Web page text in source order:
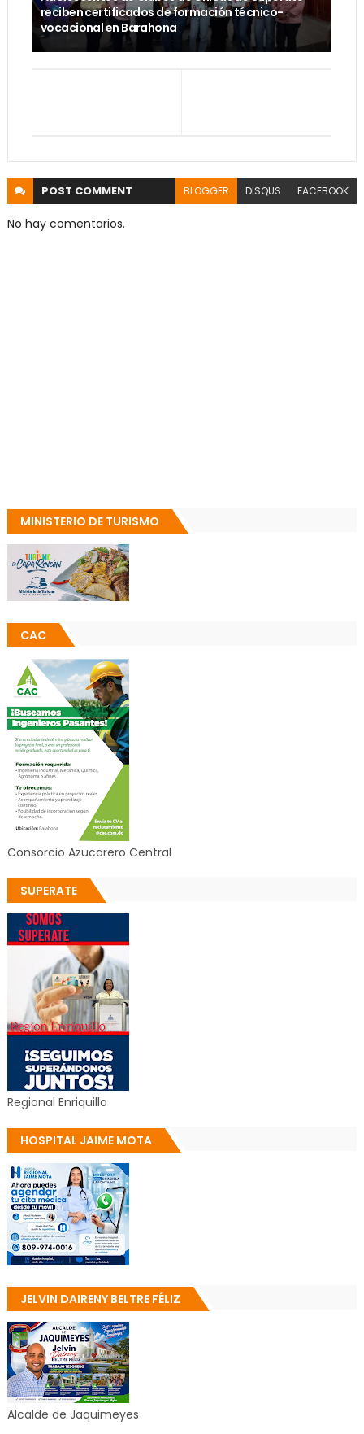
reciben certificados de formación técnico-
vocacional en Barahona
POST COMMENT BLOGGER DISQUS FACEBOOK
No hay comentarios.
MINISTERIO DE TURISMO
CAC
Consorcio Azucarero Central
SUPERATE
Regional Enriquillo
HOSPITAL JAIME MOTA
JELVIN DAIRENY BELTRE FÉLIZ
Alcalde de Jaquimeyes